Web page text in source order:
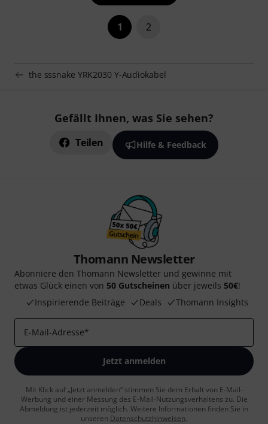
1 2
the sssnake YRK2030 Y-Audiokabel
Gefällt Ihnen, was Sie sehen?
Teilen Hilfe & Feedback
Thomann Newsletter
Abonniere den Thomann Newsletter und gewinne mit
etwas Glück einen von 50 Gutscheinen über jeweils 50€!
Inspirierende Beiträge
Deals Thomann Insights
E-Mail-Adresse*
Jetzt anmelden
Mit Klick auf „Jetzt anmelden“ stimmen Sie dem Erhalt von E-Mail-
Werbung und einer Messung des E-Mail-Nutzungsverhaltens zu. Die
Abmeldung ist jederzeit möglich. Weitere Informationen finden Sie in
unseren Datenschutzhinweisen.